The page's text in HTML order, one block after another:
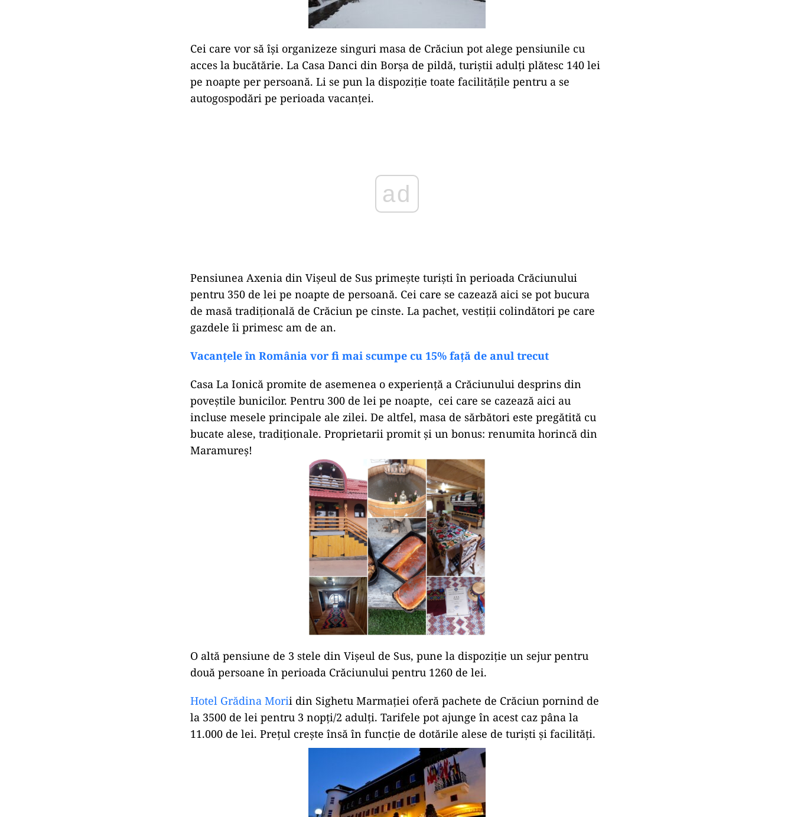
Cei care vor să își organizeze singuri masa de Crăciun pot alege pensiunile cu
acces la bucătărie. La Casa Danci din Borșa de pildă, turiștii adulți plătesc 140 lei
pe noapte per persoană. Li se pun la dispoziție toate facilitățile pentru a se
autogospodări pe perioada vacanței.
ad
Pensiunea Axenia din Vișeul de Sus primește turiști în perioada Crăciunului
pentru 350 de lei pe noapte de persoană. Cei care se cazează aici se pot bucura
de masă tradițională de Crăciun pe cinste. La pachet, vestiții colindători pe care
gazdele îi primesc am de an.
Vacanțele în România vor fi mai scumpe cu 15% față de anul trecut
Casa La Ionică promite de asemenea o experiență a Crăciunului desprins din
poveștile bunicilor. Pentru 300 de lei pe noapte, cei care se cazează aici au
incluse mesele principale ale zilei. De altfel, masa de sărbători este pregătită cu
bucate alese, tradiționale. Proprietarii promit și un bonus: renumita horincă din
Maramureș!
O altă pensiune de 3 stele din Vișeul de Sus, pune la dispoziție un sejur pentru
două persoane în perioada Crăciunului pentru 1260 de lei.
Hotel Grădina Morii din Sighetu Marmației oferă pachete de Crăciun pornind de
la 3500 de lei pentru 3 nopți/2 adulți. Tarifele pot ajunge în acest caz pâna la
11.000 de lei. Prețul crește însă în funcție de dotările alese de turiști și facilități.